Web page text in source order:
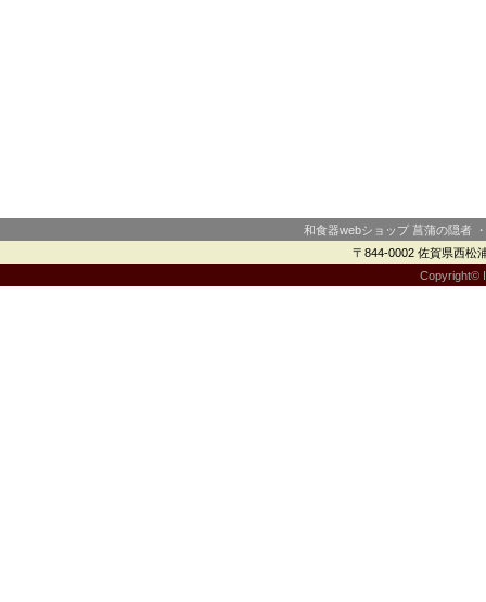
和食器webショップ 菖蒲の隠者
〒844-0002 佐賀県西松
Copyright©